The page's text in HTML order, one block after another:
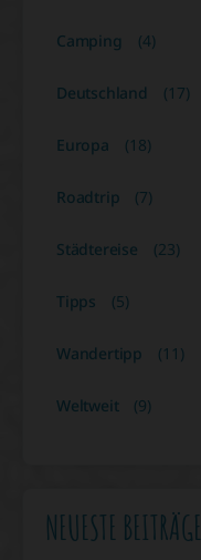
Camping (4)
Deutschland (17)
Europa (18)
Roadtrip (7)
Städtereise (23)
Tipps (5)
Wandertipp (11)
Weltweit (9)
NEUESTE BEITRÄGE